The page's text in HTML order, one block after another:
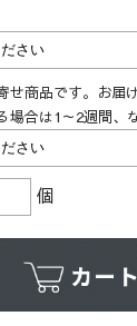
せ商品です。お届
場合は1～2週間、
個